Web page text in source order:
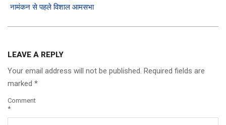
नामंकन से पहले विशाल आमसभा
LEAVE A REPLY
Your email address will not be published. Required fields are
marked *
Comment
*